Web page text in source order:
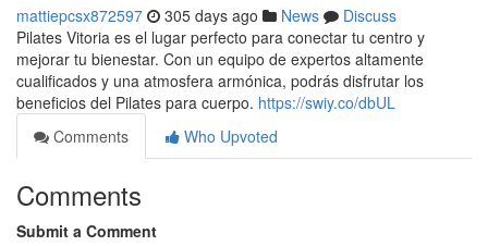
mattiepcsx872597 305 days ago News
Discuss
Pilates Vitoria es el lugar perfecto para conectar tu centro y
mejorar tu bienestar. Con un equipo de expertos altamente
cualificados y una atmosfera armónica, podrás disfrutar los
beneficios del Pilates para cuerpo. https://swiy.co/dbUL
Comments
Who Upvoted
Comments
Submit a Comment